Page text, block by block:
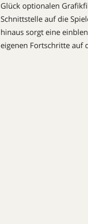
Glück optionalen
Schnittstelle auf die
hinaus sorgt eine
eigenen Fortschritte auf